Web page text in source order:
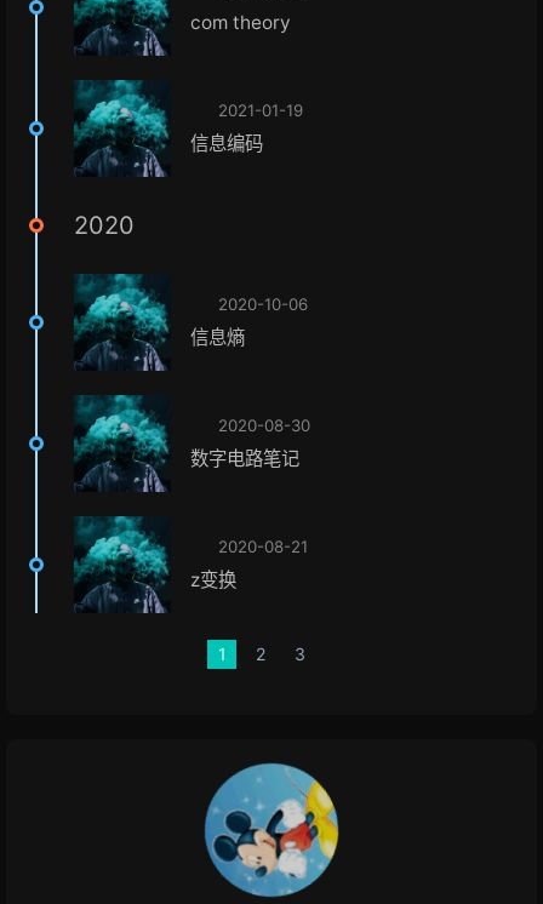
com theory
2021-01-19
信息编码
2020
2020-10-06
信息熵
2020-08-30
数字电路笔记
2020-08-21
z变换
1 2 3